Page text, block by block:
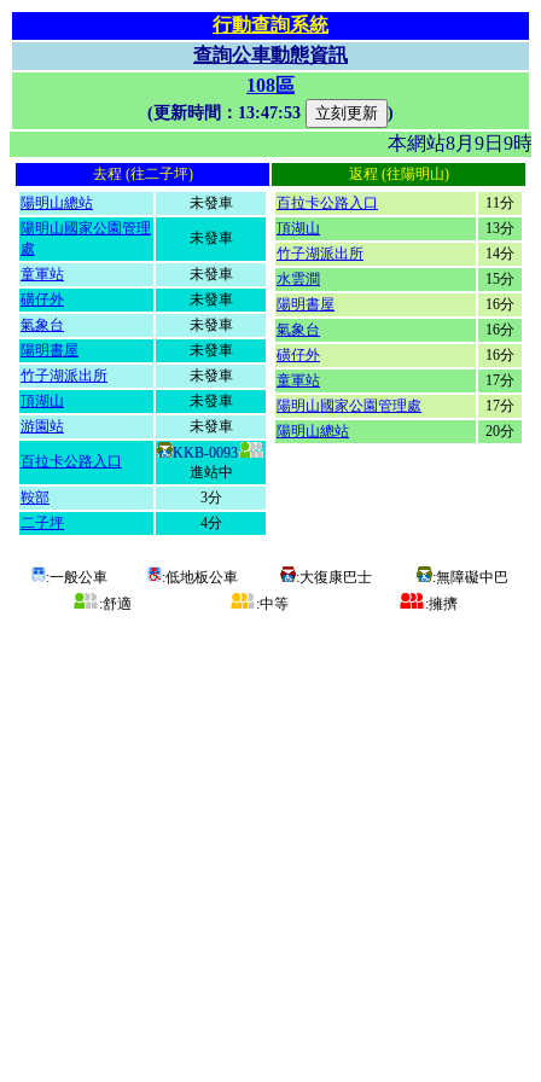
行動查詢系統
查詢公車動態資訊
108區
(更新時間： 13:47:53 )
本網站8月9日9
去程 (往二子坪)
返程 (往陽明山)
陽明山總站
未發車
陽明山國家公園管理
處
未發車
童軍站
未發車
磺仔外
未發車
氣象台
未發車
陽明書屋
未發車
竹子湖派出所
未發車
頂湖山
未發車
游園站
未發車
百拉卡公路入口
KKB-0093
進站中
鞍部
3分
二子坪
4分
百拉卡公路入口
11分
頂湖山
13分
竹子湖派出所
14分
水雲澗
15分
陽明書屋
16分
氣象台
16分
磺仔外
16分
童軍站
17分
陽明山國家公園管理處
17分
陽明山總站
20分
:一般公車 :低地板公車 :大復康巴士
:無障礙中巴
:舒適
:中等 :擁擠